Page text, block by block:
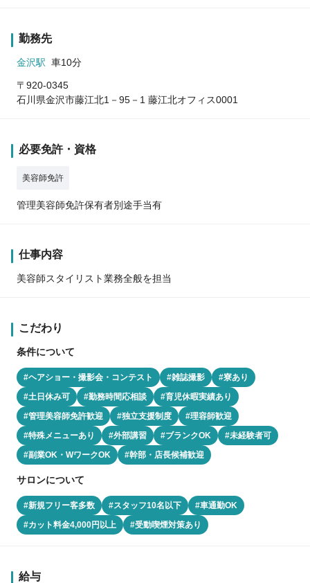
勤務先
金沢駅 車10分
〒920-0345
石川県金沢市藤江北1－95－1 藤江北オフィス0001
必要免許・資格
美容師免許
管理美容師免許保有者別途手当有
仕事内容
美容師スタイリスト業務全般を担当
こだわり
条件について
#ヘアショー・撮影会・コンテスト #雑誌撮影
#寮あり
#土日休み可
#勤務時間応相談
#育児休暇実績あり
#管理美容師免許歓迎
#独立支援制度
#理容師歓迎
#特殊メニューあり
#外部講習 #ブランクOK
#未経験者可
#副業OK・WワークOK
#幹部・店長候補歓迎
サロンについて
#新規フリー客多数 #スタッフ10名以下
#車通勤OK
#カット料金4,000円以上
#受動喫煙対策あり
給与